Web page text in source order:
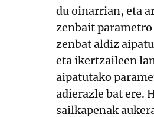
du oinarrian, eta
zenbait
zenbat aldiz
eta ikertzaileen
aipatutako
adierazle bat ere.
sailkapenak